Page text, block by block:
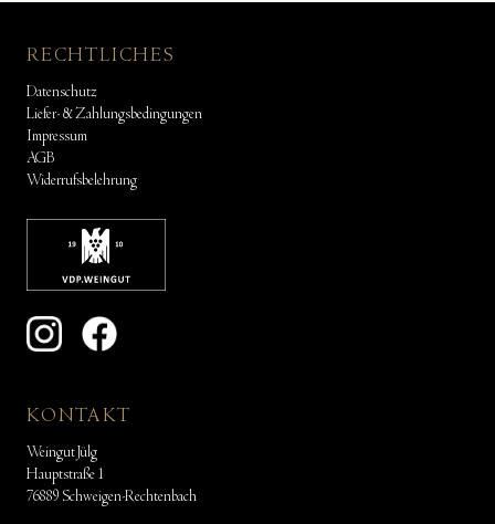
RECHTLICHES
Datenschutz
Liefer- & Zahlungsbedingungen
Impressum
AGB
Widerrufsbelehrung
KONTAKT
Weingut Jülg
Hauptstraße 1
76889 Schweigen-Rechtenbach